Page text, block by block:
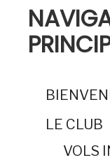
LE CLUB
VOLS